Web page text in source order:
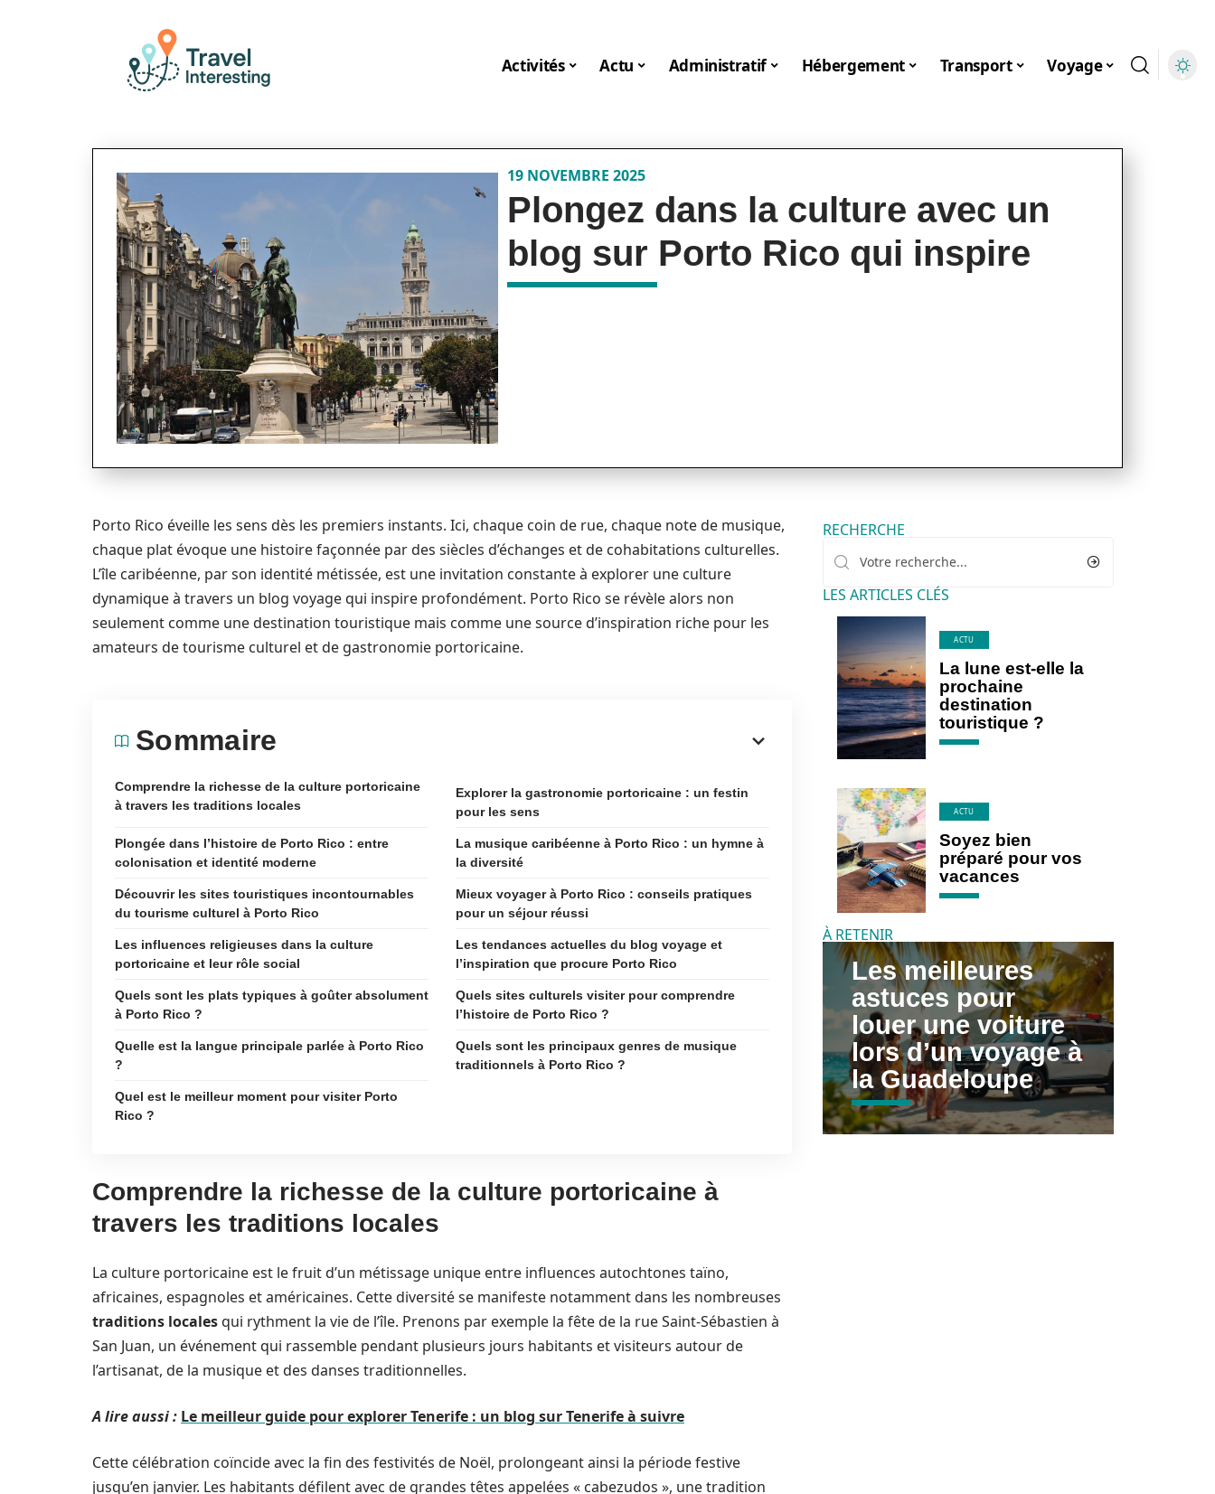
Activités Actu Administratif Hébergement Transport Voyage
19 NOVEMBRE 2025
Plongez dans la culture avec un
blog sur Porto Rico qui inspire
Porto Rico éveille les sens dès les premiers instants. Ici, chaque coin de rue, chaque note de musique,
chaque plat évoque une histoire façonnée par des siècles d’échanges et de cohabitations culturelles.
L’île caribéenne, par son identité métissée, est une invitation constante à explorer une culture
dynamique à travers un blog voyage qui inspire profondément. Porto Rico se révèle alors non
seulement comme une destination touristique mais comme une source d’inspiration riche pour les
amateurs de tourisme culturel et de gastronomie portoricaine.
Sommaire
Comprendre la richesse de la culture portoricaine
à travers les traditions locales
Explorer la gastronomie portoricaine : un festin
pour les sens
Plongée dans l’histoire de Porto Rico : entre
colonisation et identité moderne
La musique caribéenne à Porto Rico : un hymne à
la diversité
Découvrir les sites touristiques incontournables
du tourisme culturel à Porto Rico
Mieux voyager à Porto Rico : conseils pratiques
pour un séjour réussi
Les influences religieuses dans la culture
portoricaine et leur rôle social
Les tendances actuelles du blog voyage et
l’inspiration que procure Porto Rico
Quels sont les plats typiques à goûter absolument
à Porto Rico ?
Quels sites culturels visiter pour comprendre
l’histoire de Porto Rico ?
Quelle est la langue principale parlée à Porto Rico
?
Quels sont les principaux genres de musique
traditionnels à Porto Rico ?
Quel est le meilleur moment pour visiter Porto
Rico ?
Comprendre la richesse de la culture portoricaine à
travers les traditions locales
La culture portoricaine est le fruit d’un métissage unique entre influences autochtones taïno,
africaines, espagnoles et américaines. Cette diversité se manifeste notamment dans les nombreuses
traditions localesqui rythment la vie de l’île. Prenons par exemple la fête de la rue Saint-Sébastien à
San Juan, un événement qui rassemble pendant plusieurs jours habitants et visiteurs autour de
l’artisanat, de la musique et des danses traditionnelles.
A lire aussi : Le meilleur guide pour explorer Tenerife : un blog sur Tenerife à suivre
Cette célébration coïncide avec la fin des festivités de Noël, prolongeant ainsi la période festive
jusqu’en janvier. Les habitants défilent avec de grandes têtes appelées « cabezudos », une tradition
RECHERCHE
LES ARTICLES CLÉS
ACTU
La lune est-elle la
prochaine
destination
touristique ?
ACTU
Soyez bien
préparé pour vos
vacances
À RETENIR
Les meilleures
astuces pour
louer une voiture
lors d’un voyage à
la Guadeloupe